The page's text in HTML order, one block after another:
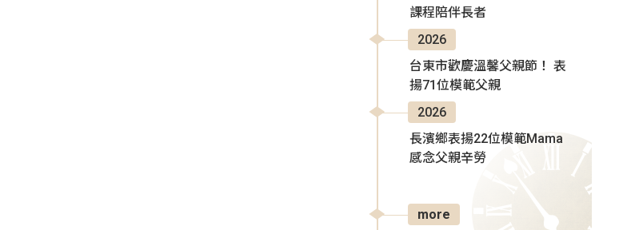
課程陪伴長者
2026
台東市歡慶溫馨父親節！ 表
揚71位模範父親
2026
長濱鄉表揚22位模範Mama
感念父親辛勞
more